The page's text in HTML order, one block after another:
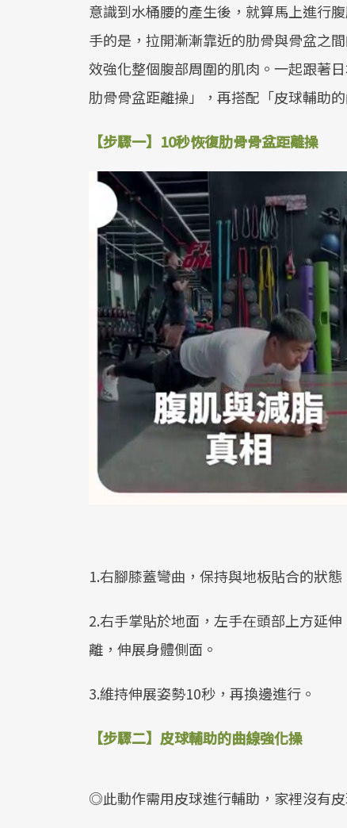
意識到水桶腰的產生後，就算馬上進行
手的是，拉開漸漸靠近的肋骨與骨盆之
效強化整個腹部周圍的肌肉。一起跟著
肋骨骨盆距離操」，再搭配「皮球輔助
【步驟一】10秒恢復肋骨骨盆距離操
1.右腳膝蓋彎曲，保持與地板貼合的狀
2.右手掌貼於地面，左手在頭部上方延
離，伸展身體側面。
3.維持伸展姿勢10秒，再換邊進行。
【步驟二】皮球輔助的曲線強化操
◎此動作需用皮球進行輔助，家裡沒有